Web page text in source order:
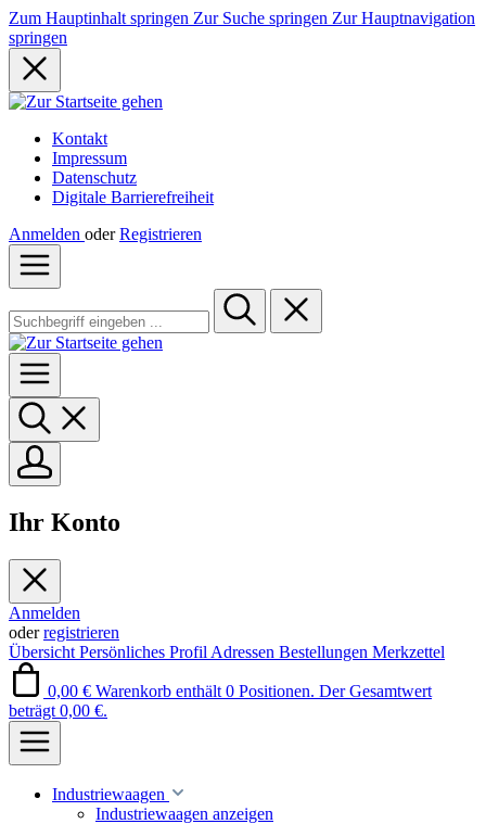
Zum Hauptinhalt springen Zur Suche springen Zur Hauptnavigation
springen
Kontakt
Impressum
Datenschutz
Digitale Barrierefreiheit
Anmelden oder Registrieren
Ihr Konto
Anmelden
oderregistrieren
Übersicht Persönliches Profil Adressen Bestellungen Merkzettel
0,00 € Warenkorb enthält 0 Positionen. Der Gesamtwert
beträgt 0,00 €.
Industriewaagen
Industriewaagen anzeigen